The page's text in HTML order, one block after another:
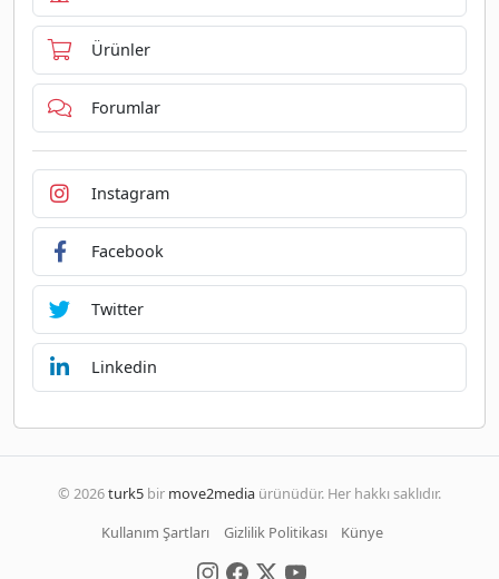
Ürünler
Forumlar
Instagram
Facebook
Twitter
Linkedin
© 2026turk5 bir move2media ürünüdür. Her hakkı saklıdır.
Kullanım Şartları
Gizlilik Politikası Künye